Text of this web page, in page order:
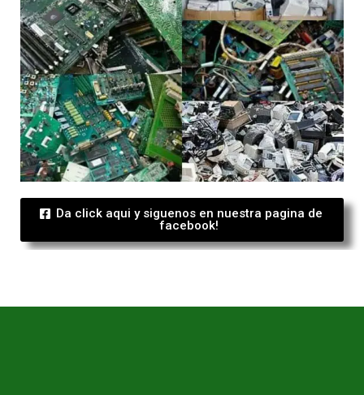
Da click aqui y siguenos en nuestra pagina de
facebook!